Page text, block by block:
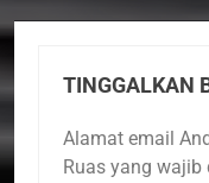
TINGGALKAN
Alamat email
Ruas yang wajib